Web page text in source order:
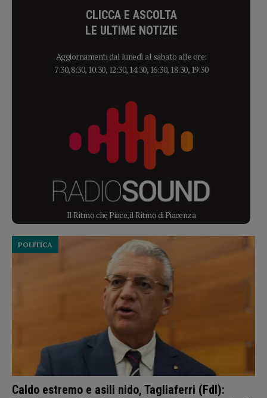
CLICCA E ASCOLTA
LE ULTIME NOTIZIE
Aggiornamenti dal lunedì al sabato alle ore:
7:30, 8:30, 10:30, 12:30, 14:30, 16:30, 18:30, 19:30
Il Ritmo che Piace, il Ritmo di Piacenza
Caldo estremo e asili nido, Tagliaferri (FdI):
POLITICA